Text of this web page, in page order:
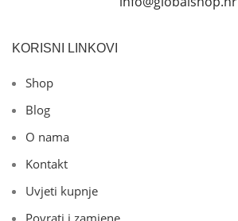
KORISNI LINKOVI
Shop
Blog
O nama
Kontakt
Uvjeti kupnje
Povrati i zamjene